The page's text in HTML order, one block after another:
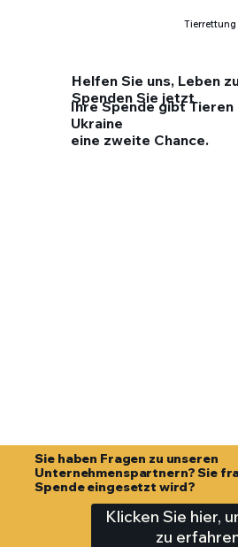
Tierrettung
Helfen Sie uns, Leben
Spenden Sie jetzt
Ihre Spende gibt Tieren
Ukraine
eine zweite Chance.
Sie haben Fragen zu unseren
Unternehmenspartnern? Sie
Spende eingesetzt wird?
Klicken Sie hier,
zu